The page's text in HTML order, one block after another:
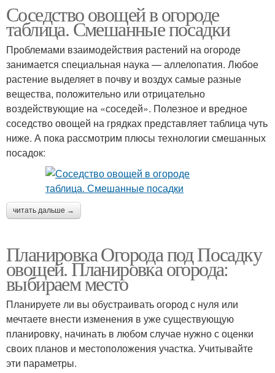
Соседство овощей в огороде
таблица. Смешанные посадки
Проблемами взаимодействия растений на огороде
занимается специальная наука — аллелопатия. Любое
растение выделяет в почву и воздух самые разные
вещества, положительно или отрицательно
воздействующие на «соседей». Полезное и вредное
соседство овощей на грядках представляет таблица чуть
ниже. А пока рассмотрим плюсы технологии смешанных
посадок:
читать дальше →
Планировка Огорода под Посадку
овощей. Планировка огорода:
выбираем место
Планируете ли вы обустраивать огород с нуля или
мечтаете внести изменения в уже существующую
планировку, начинать в любом случае нужно с оценки
своих планов и местоположения участка. Учитывайте
эти параметры.